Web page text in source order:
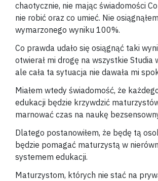
chaotycznie, nie mając świadomości
nie robić oraz co umieć. Nie
wymarzonego wyniku 100%.
Co prawda udało się osiągnąć taki
otwierał mi drogę na wszystkie Studia
ale cała ta sytuacja nie dawała mi
Miałem wtedy świadomość, że
edukacji będzie krzywdzić
marnować czas na naukę
Dlatego postanowiłem, że będę tą
będzie pomagać maturzystą w
systemem edukacji.
Maturzystom, których nie stać na